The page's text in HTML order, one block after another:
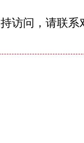
访问，请联系